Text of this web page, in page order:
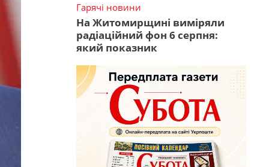
Гарячі новини
На Житомирщині виміряли
радіаційний фон 6 серпня:
який показник